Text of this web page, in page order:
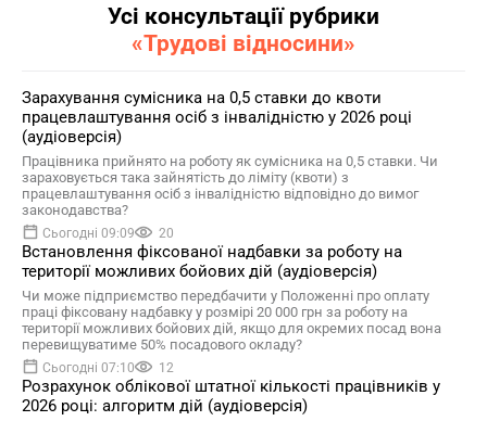
Усі консультації рубрики
«Трудові відносини»
Зарахування сумісника на 0,5 ставки до квоти
працевлаштування осіб з інвалідністю у 2026 році
(аудіоверсія)
Працівника прийнято на роботу як сумісника на 0,5 ставки. Чи
зараховується така зайнятість до ліміту (квоти) з
працевлаштування осіб з інвалідністю відповідно до вимог
законодавства?
Сьогодні 09:09 20
Встановлення фіксованої надбавки за роботу на
території можливих бойових дій (аудіоверсія)
Чи може підприємство передбачити у Положенні про оплату
праці фіксовану надбавку у розмірі 20 000 грн за роботу на
території можливих бойових дій, якщо для окремих посад вона
перевищуватиме 50% посадового окладу?
Сьогодні 07:10 12
Розрахунок облікової штатної кількості працівників у
2026 році: алгоритм дій (аудіоверсія)